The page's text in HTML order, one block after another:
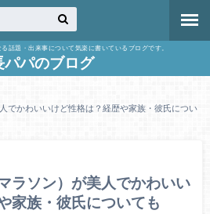
話題・出来事について気楽に書いているブログです。
パパのブログ
でかわいいけど性格は？経歴や家族・彼氏につい
ラソン）が美人でかわいい
家族・彼氏についても